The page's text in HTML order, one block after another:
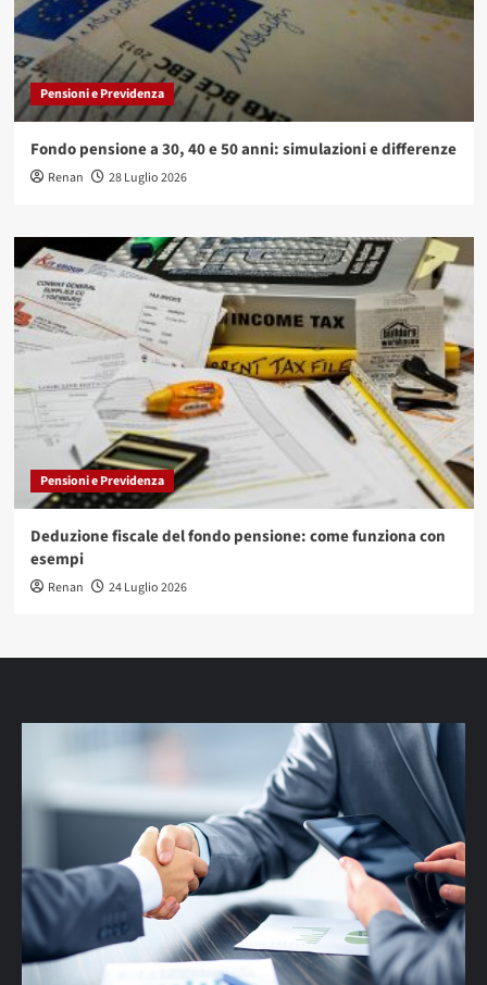
Pensioni e Previdenza
Fondo pensione a 30, 40 e 50 anni: simulazioni e differenze
Renan 28 Luglio 2026
Pensioni e Previdenza
Deduzione fiscale del fondo pensione: come funziona con
esempi
Renan 24 Luglio 2026